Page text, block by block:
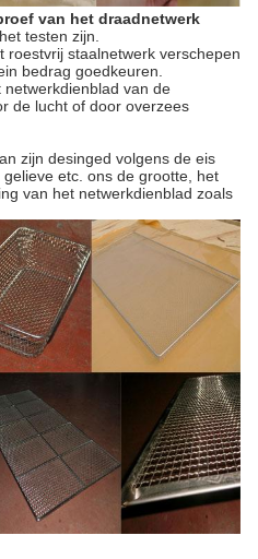
van het draadnetwerk
testen zijn.
roestvrij staalnetwerk verschepen
bedrag goedkeuren.
van de
de lucht of door overzees
zijn desinged volgens de eis
etc. ons de grootte, het
van het netwerkdienblad zoals